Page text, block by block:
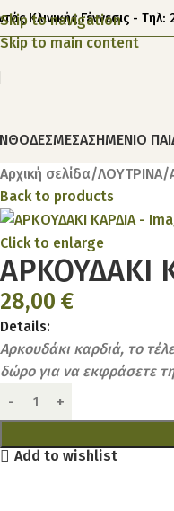
Skip to navigation
Skip to main content
Κλινικής Γέννεσις -
ΑΣΗΜΕΝΙΟ
Αρχική σελίδα ΛΟΥΤΡΙΝΑ
Back to products
Click to enlarge
ΑΡΚΟΥΔΑΚΙ
28,00 €
Details:
Αρκουδάκι καρδιά, το
δώρο για να εκφράσετε
Add to wishlist